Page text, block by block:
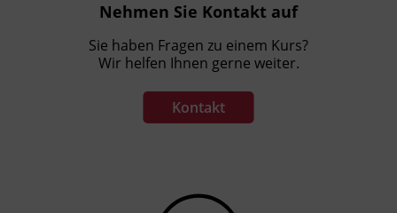
Nehmen Sie Kontakt auf
Sie haben Fragen zu einem Kurs?
Wir helfen Ihnen gerne weiter.
Kontakt